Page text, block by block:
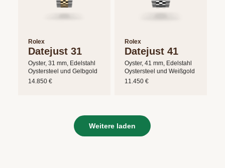
Rolex
Datejust 31
Oyster, 31 mm, Edelstahl
Oystersteel und Gelbgold
14.850 €
Rolex
Datejust 41
Oyster, 41 mm, Edelstahl
Oystersteel und Weißgold
11.450 €
Weitere laden